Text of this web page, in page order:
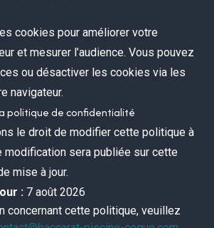
cookies pour améliorer votre
et mesurer l’audience. Vous pouvez
ou désactiver les cookies via les
navigateur.
politique de confidentialité
le droit de modifier cette politique à
modification sera publiée sur cette
mise à jour.
: 7 août 2026
concernant cette politique, veuillez